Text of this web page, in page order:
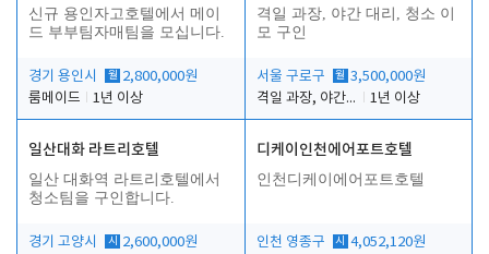
신규 용인자고호텔에서 메이
드 부부팀자매팀을 모십니다.
경기 용인시 월 2,800,000원
룸메이드
1년 이상
격일 과장, 야간 대리, 청소 이
모 구인
서울 구로구 월 3,500,000원
격일 과장, 야간 대리, 청소 이모
1년 이상
일산대화 라트리호텔
일산 대화역 라트리호텔에서
청소팀을 구인합니다.
경기 고양시 시
2,600,000원
디케이인천에어포트호텔
인천디케이에어포트호텔
인천 영종구 시
4,052,120원